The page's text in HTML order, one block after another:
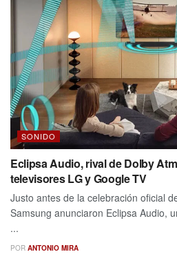
SONIDO
Eclipsa Audio, rival de Dolby
televisores LG y Google TV
Justo antes de la celebración oficial
Samsung anunciaron Eclipsa Audio,
...
POR ANTONIO MIRA